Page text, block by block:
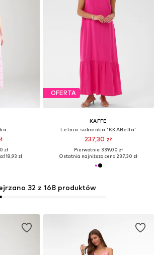
zł
118,93 zł
OFERTA
KAFFE
Letnia sukienka 'KKABella'
237,30 zł
Pierwotnie: 339,00 zł
Ostatnia najniższa cena:237,30 zł
32 z 168 produktów